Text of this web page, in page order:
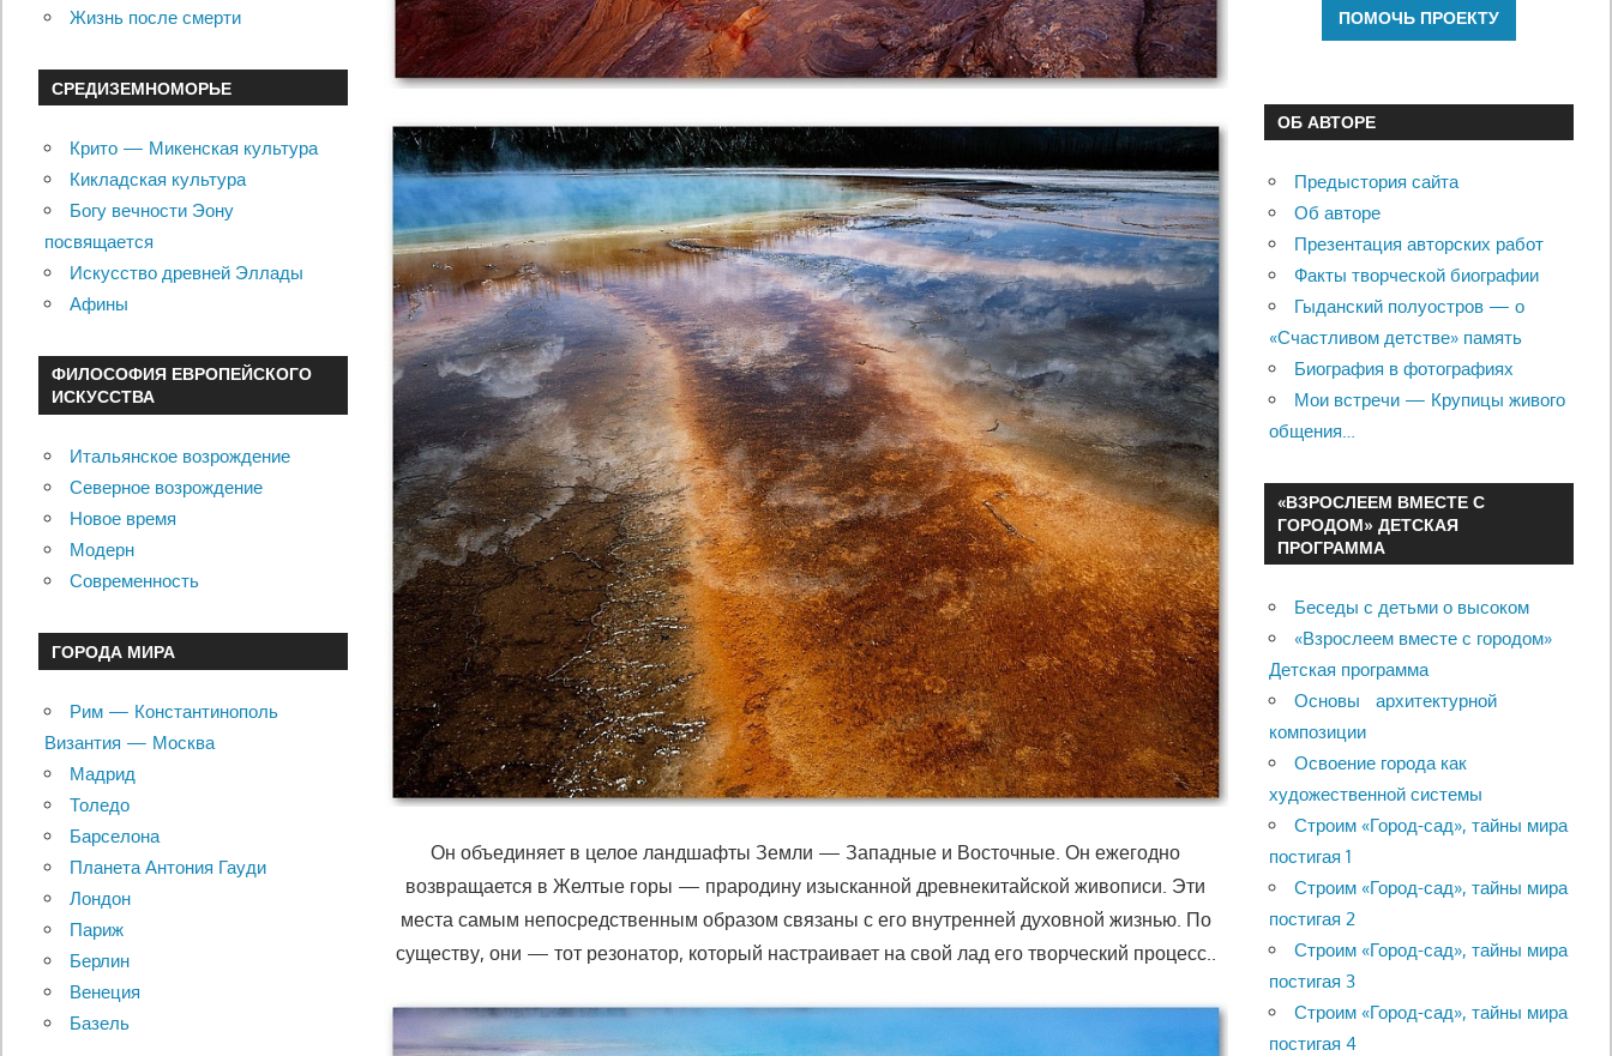
Он объединяет в целое ландшафты Земли — Западные и Восточные. Он ежегодно
возвращается в Желтые горы — прародину изысканной древнекитайской живописи. Эти
места самым непосредственным образом связаны с его внутренней духовной жизнью. По
существу, они — тот резонатор, который настраивает на свой лад его творческий процесс..
Жизнь после смерти
СРЕДИЗЕМНОМОРЬЕ
Крито — Микенская культура
Кикладская культура
Богу вечности Эону
посвящается
Искусство древней Эллады
Афины
ФИЛОСОФИЯ ЕВРОПЕЙСКОГО
ИСКУССТВА
Итальянское возрождение
Северное возрождение
Новое время
Модерн
Современность
ГОРОДА МИРА
Рим — Константинополь
Византия — Москва
Мадрид
Толедо
Барселона
Планета Антония Гауди
Лондон
Париж
Берлин
Венеция
Базель
ОБ АВТОРЕ
Предыстория сайта
Об авторе
Презентация авторских работ
Факты творческой биографии
Гыданский полуостров — о
«Счастливом детстве» память
Биография в фотографиях
Мои встречи — Крупицы живого
общения…
«ВЗРОСЛЕЕМ ВМЕСТЕ С
ГОРОДОМ» ДЕТСКАЯ
ПРОГРАММА
Беседы с детьми о высоком
«Взрослеем вместе с городом»
Детская программа
Основы архитектурной
композиции
Освоение города как
художественной системы
Строим «Город-сад», тайны мира
постигая 1
Строим «Город-сад», тайны мира
постигая 2
Строим «Город-сад», тайны мира
постигая 3
Строим «Город-сад», тайны мира
постигая 4